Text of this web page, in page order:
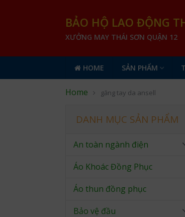
BẢO HỘ LAO ĐỘNG
XƯỞNG MAY THÁI SƠN QUẬN 12
HOME SẢN PHẨM
Home găng tay da ansell
DANH MỤC SẢN PHẨM
An toàn ngành điện
Áo Khoác Đồng Phục
Áo thun đồng phục
Bảo vệ đầu